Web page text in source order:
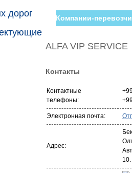
дорог
Компании-
ALFA VIP SERVICE
Контакты
Контактные
телефоны:
Электронная почта:
Адрес: